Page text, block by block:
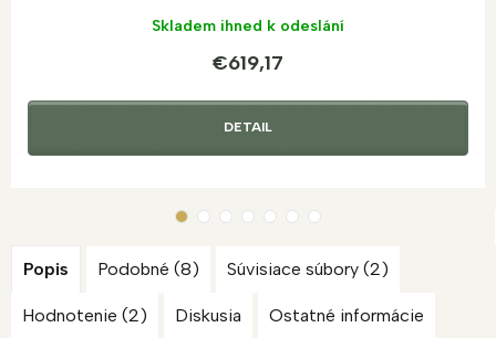
Skladem ihned k odeslání
€619,17
DETAIL
Popis Podobné (8) Súvisiace súbory (2)
Hodnotenie (2) Diskusia Ostatné informácie